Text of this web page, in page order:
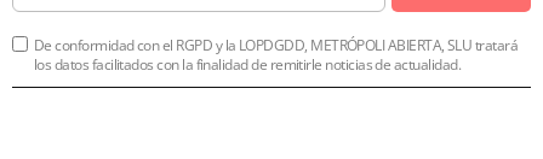
De conformidad con el RGPD y la LOPDGDD, METRÓPOLI ABIERTA, SLU tratará
los datos facilitados con la finalidad de remitirle noticias de actualidad.